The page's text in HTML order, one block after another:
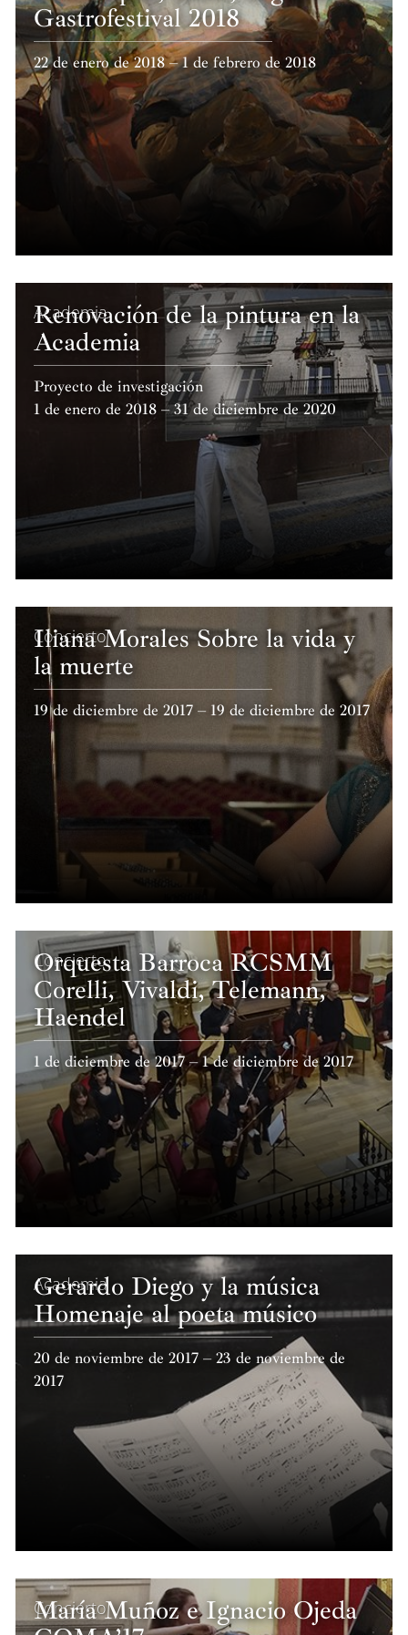
Gastrofestival 2018
22 de enero de 2018 – 1 de febrero de 2018
Academia
Renovación de la pintura en la
Academia
Proyecto de investigación
1 de enero de 2018 – 31 de diciembre de 2020
Concierto
Iliana Morales Sobre la vida y
la muerte
19 de diciembre de 2017 – 19 de diciembre de 2017
Concierto
Orquesta Barroca RCSMM
Corelli, Vivaldi, Telemann,
Haendel
1 de diciembre de 2017 – 1 de diciembre de 2017
Academia
Gerardo Diego y la música
Homenaje al poeta músico
20 de noviembre de 2017 – 23 de noviembre de
2017
Concierto
María Muñoz e Ignacio Ojeda